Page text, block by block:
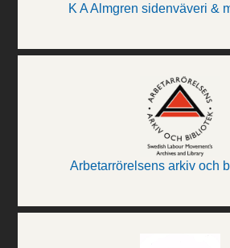
K A Almgren sidenväveri &
Arbetarrörelsens arkiv och